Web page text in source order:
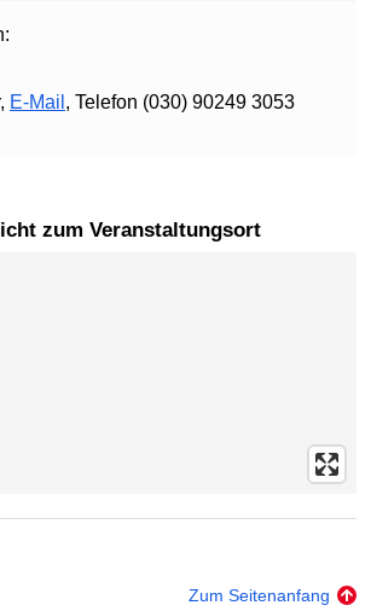
E-Mail , Telefon (030) 90249 3053
zum Veranstaltungsort
Zum Seitenanfang